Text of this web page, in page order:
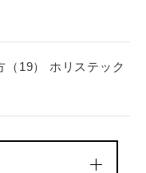
19） ホリステック